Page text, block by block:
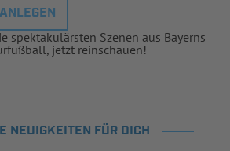
spektakulärsten Szenen aus Bayerns
jetzt reinschauen!
NEUIGKEITEN FÜR DICH